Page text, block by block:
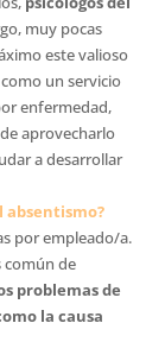
muy pocas
este valioso
un servicio
enfermedad,
aprovecharlo
a desarrollar
absentismo?
por empleado/a.
común de
problemas de
la causa